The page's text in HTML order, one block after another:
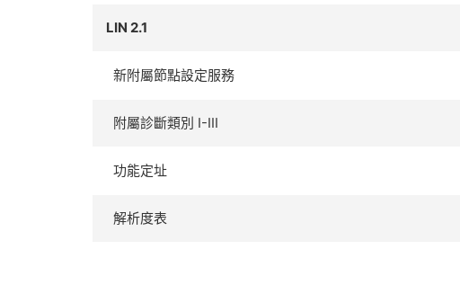
LIN 2.1
新附屬節點設定服務
附屬診斷類別 I-III
功能定址
解析度表